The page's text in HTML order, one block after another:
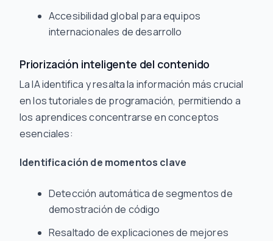
Accesibilidad global para equipos
internacionales de desarrollo
Priorización inteligente del contenido
La IA identifica y resalta la información más crucial
en los tutoriales de programación, permitiendo a
los aprendices concentrarse en conceptos
esenciales:
Identificación de momentos clave
Detección automática de segmentos de
demostración de código
Resaltado de explicaciones de mejores